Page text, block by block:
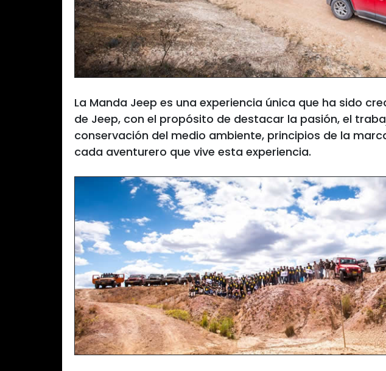
La Manda Jeep es una experiencia única que ha sido
de Jeep, con el propósito de destacar la pasión, el
conservación del medio ambiente, principios de la
cada aventurero que vive esta experiencia.